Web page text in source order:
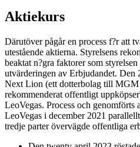
Aktiekurs
Därutöver pågår en process f?r att
utestående aktierna. Styrelsens
beaktat n?gra faktorer som styrelsen
utvärderingen av Erbjudandet.
Next Lion (ett dotterbolag till MGM
rekommenderat offentligt
LeoVegas. Process och
LeoVegas i december 2021
tredje parter övervägde offentliga